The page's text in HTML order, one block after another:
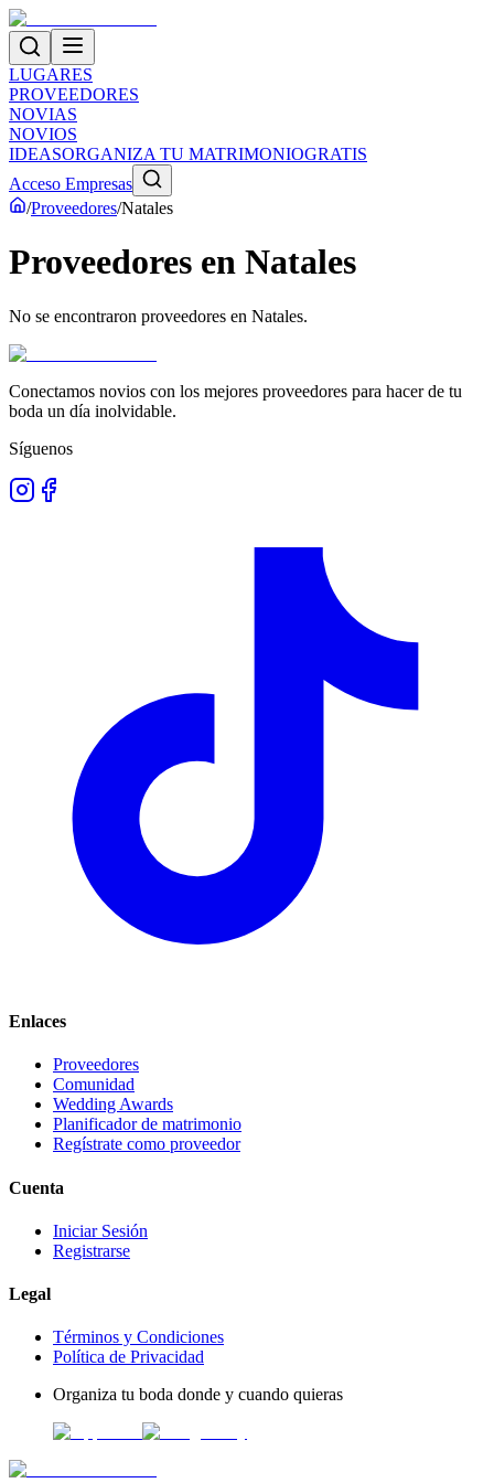
LUGARES
PROVEEDORES
NOVIAS
NOVIOS
IDEASORGANIZA TU MATRIMONIOGRATIS
Acceso Empresas
/Proveedores/Natales
Proveedores en Natales
No se encontraron proveedores en Natales.
Conectamos novios con los mejores proveedores para hacer de tu
boda un día inolvidable.
Síguenos
Enlaces
Proveedores
Comunidad
Wedding Awards
Planificador de matrimonio
Regístrate como proveedor
Cuenta
Iniciar Sesión
Registrarse
Legal
Términos y Condiciones
Política de Privacidad
Organiza tu boda donde y cuando quieras